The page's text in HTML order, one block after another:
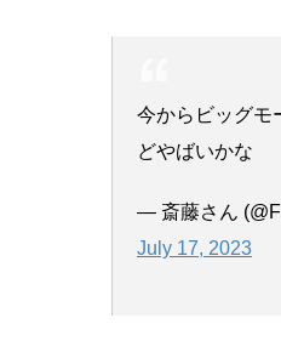
今からビッグモ
どやばいかな
— 斎藤さん
July 17, 2023